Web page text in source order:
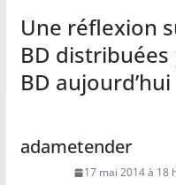
Une réflexion
BD
BD
adametender
17 mai 2014 à 18